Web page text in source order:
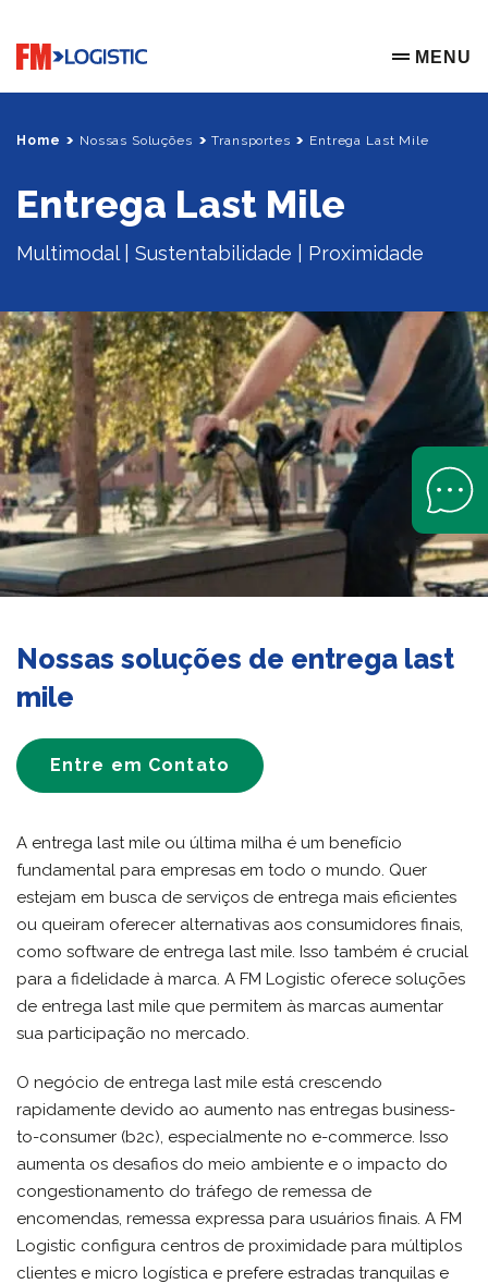
Go to home page
OPEN
MENU
Home Nossas Soluções Transportes Entrega Last Mile
Entrega Last Mile
Multimodal | Sustentabilidade | Proximidade
Nossas soluções de entrega last
mile
Entre em Contato
A entrega last mile ou última milha é um benefício
fundamental para empresas em todo o mundo. Quer
estejam em busca de serviços de entrega mais eficientes
ou queiram oferecer alternativas aos consumidores finais,
como software de entrega last mile. Isso também é crucial
para a fidelidade à marca. A FM Logistic oferece soluções
de entrega last mile que permitem às marcas aumentar
sua participação no mercado.
O negócio de entrega last mile está crescendo
rapidamente devido ao aumento nas entregas business-
to-consumer (b2c), especialmente no e-commerce. Isso
aumenta os desafios do meio ambiente e o impacto do
congestionamento do tráfego de remessa de
encomendas, remessa expressa para usuários finais. A FM
Logistic configura centros de proximidade para múltiplos
clientes e micro logística e prefere estradas tranquilas e
Open